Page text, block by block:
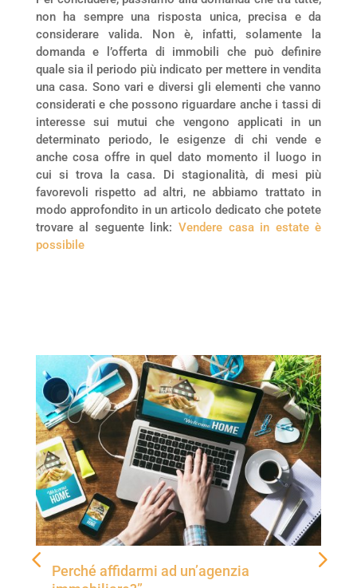
non ha sempre una risposta unica, precisa e da
considerare valida. Non è, infatti, solamente la
domanda e l’offerta di immobili che può definire
quale sia il periodo più indicato per mettere in vendita
una casa. Sono vari e diversi gli elementi che vanno
considerati e che possono riguardare anche i tassi di
interesse sui mutui che vengono applicati in un
determinato periodo, le esigenze di chi vende e
anche cosa offre in quel dato momento il luogo in
cui si trova la casa. Di stagionalità, di mesi più
favorevoli rispetto ad altri, ne abbiamo trattato in
modo approfondito in un articolo dedicato che potete
trovare al seguente link: Vendere casa in estate è
possibile
Perché affidarmi ad un’agenzia